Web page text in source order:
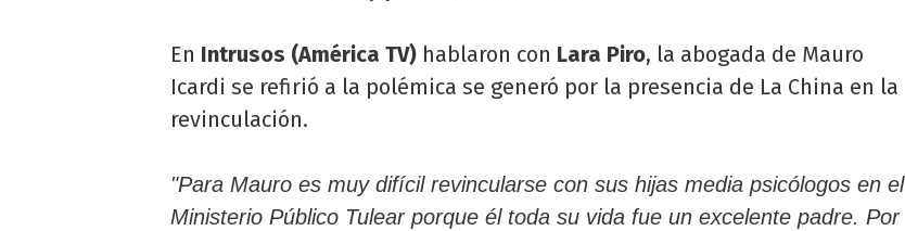
En Intrusos (América TV) hablaron con Lara Piro, la abogada de Mauro
Icardi se refirió a la polémica se generó por la presencia de La China en la
revinculación.
"Para Mauro es muy difícil revincularse con sus hijas media psicólogos en el
Ministerio Público Tulear porque él toda su vida fue un excelente padre. Por